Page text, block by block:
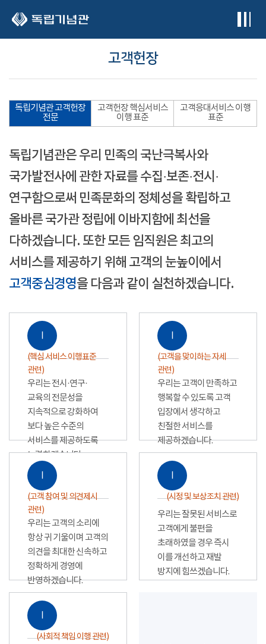
고객헌장
독립기념관 고객헌장
전문
고객헌장 핵심서비스
이행 표준
고객응대서비스 이행
표준
독립기념관은 우리 민족의 국난극복사와
국가발전사에 관한 자료를 수집·보존·전시·
연구함으로써 민족문화의 정체성을 확립하고
올바른 국가관 정립에 이바지함에 최선을
다하겠습니다. 또한 모든 임직원은 최고의
서비스를 제공하기 위해 고객의 눈높이에서
고객중심경영을 다음과 같이 실천하겠습니다.
Ⅰ
(핵심 서비스 이행표준
관련)
우리는 전시·연구·
교육의 전문성을
지속적으로 강화하여
보다 높은 수준의
서비스를 제공하도록
노력하겠습니다.
Ⅰ
(고객을 맞이하는 자세
관련)
우리는 고객이 만족하고
행복할 수 있도록 고객
입장에서 생각하고
친절한 서비스를
제공하겠습니다.
Ⅰ
(고객 참여 및 의견제시
관련)
우리는 고객의 소리에
항상 귀 기울이며 고객의
의견을 최대한 신속하고
정확하게 경영에
반영하겠습니다.
Ⅰ
(시정 및 보상조치 관련)
우리는 잘못된 서비스로
고객에게 불편을
초래하였을 경우 즉시
이를 개선하고 재발
방지에 힘쓰겠습니다.
Ⅰ
(사회적 책임 이행 관련)